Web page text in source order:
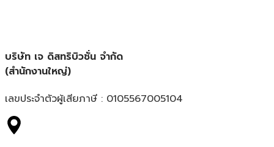
บริษัท เจ ดิสทริบิวชั่น จำกัด
(สำนักงานใหญ่)
เลขประจำตัวผู้เสียภาษี : 0105567005104